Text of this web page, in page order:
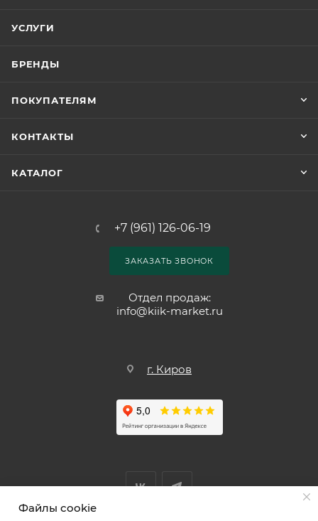
УСЛУГИ
БРЕНДЫ
ПОКУПАТЕЛЯМ
КОНТАКТЫ
КАТАЛОГ
+7 (961) 126-06-19
ЗАКАЗАТЬ ЗВОНОК
Отдел продаж:
info@kiik-market.ru
г. Киров
Файлы cookie